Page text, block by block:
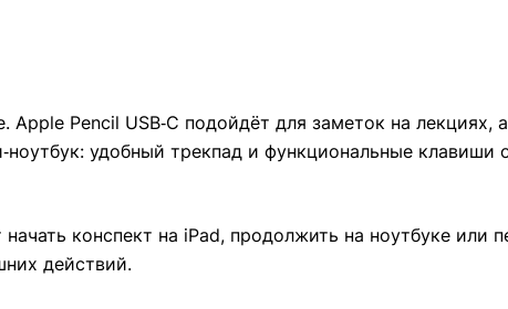
Pencil USB‑C подойдёт для заметок на лекциях,
удобный трекпад и функциональные клавиши
конспект на iPad, продолжить на ноутбуке или
действий.